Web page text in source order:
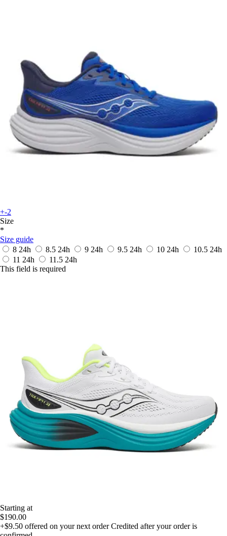
+-2
Size
*
Size guide
8 24h 8.5 24h 9 24h 9.5 24h 10 24h 10.5 24h
11 24h 11.5 24h
This field is required
Starting at
$190.00
+$9.50 offered on your next order Credited after your order is